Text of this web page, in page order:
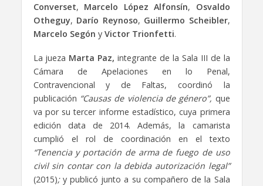
Converset, Marcelo López Alfonsín, Osvaldo
Otheguy, Darío Reynoso, Guillermo Scheibler,
Marcelo Segón yVictor Trionfetti.
La jueza Marta Paz,integrante de la Sala III de la
Cámara de Apelaciones en lo Penal,
Contravencional y de Faltas, coordinó la
publicación “Causas de violencia de género”, que
va por su tercer informe estadístico, cuya primera
edición data de 2014. Además, la camarista
cumplió el rol de coordinación en el texto
“Tenencia y portación de arma de fuego de uso
civil sin contar con la debida autorización legal”
(2015); y publicó junto a su compañero de la Sala